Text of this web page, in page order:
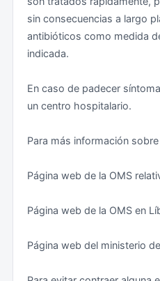
dure su estancia. Si se trata
puede aportarse el nombre
que invita.
así como los gastos de
comprenden la
de entrada en el territorio
denegar la entrada en el
y/o confiscar el pasaporte
sin consecuencias a largo
antibióticos como medida
indicada.
En caso de padecer
un centro hospitalario.
Para más información
Página web de la OMS
Página web de la OMS en
Página web del ministerio